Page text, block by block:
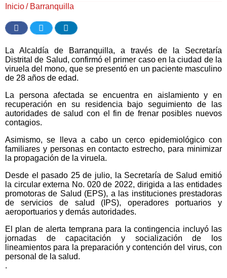
Inicio/ Barranquilla
La Alcaldía de Barranquilla, a través de la Secretaría
Distrital de Salud, confirmó el primer caso en la ciudad de la
viruela del mono, que se presentó en un paciente masculino
de 28 años de edad.
La persona afectada se encuentra en aislamiento y en
recuperación en su residencia bajo seguimiento de las
autoridades de salud con el fin de frenar posibles nuevos
contagios.
Asimismo, se lleva a cabo un cerco epidemiológico con
familiares y personas en contacto estrecho, para minimizar
la propagación de la viruela.
Desde el pasado 25 de julio, la Secretaría de Salud emitió
la circular externa No. 020 de 2022, dirigida a las entidades
promotoras de Salud (EPS), a las instituciones prestadoras
de servicios de salud (IPS), operadores portuarios y
aeroportuarios y demás autoridades.
El plan de alerta temprana para la contingencia incluyó las
jornadas de capacitación y socialización de los
lineamientos para la preparación y contención del virus, con
personal de la salud.
.